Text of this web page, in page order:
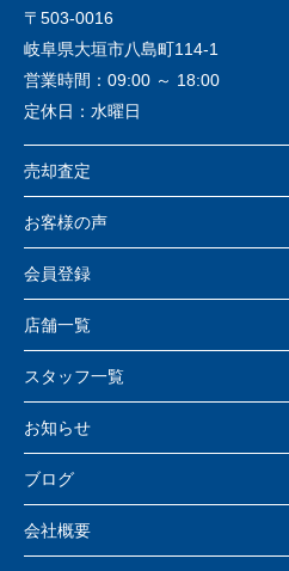
〒503-0016
岐阜県大垣市八島町114-1
営業時間： 09:00 ～ 18:00
定休日： 水曜日
売却査定
お客様の声
会員登録
店舗一覧
スタッフ一覧
お知らせ
ブログ
会社概要